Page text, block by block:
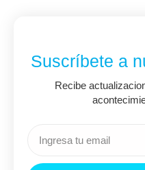
Suscríbete a
Recibe